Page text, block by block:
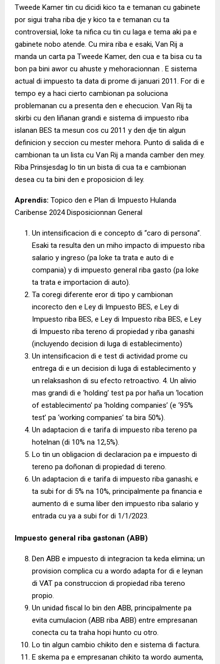
Tweede Kamer tin cu dicidi kico ta e temanan cu gabinete
por sigui traha riba dje y kico ta e temanan cu ta
controversial, loke ta nifica cu tin cu laga e tema aki pa e
gabinete nobo atende. Cu mira riba e esaki, Van Rij a
manda un carta pa Tweede Kamer, den cua e ta bisa cu ta
bon pa bini awor cu ahuste y mehoracionnan . E sistema
actual di impuesto ta data di prome di januari 2011. For di e
tempo ey a haci cierto cambionan pa soluciona
problemanan cu a presenta den e ehecucion. Van Rij ta
skirbi cu den liñanan grandi e sistema di impuesto riba
islanan BES ta mesun cos cu 2011 y den dje tin algun
definicion y seccion cu mester mehora. Punto di salida di e
cambionan ta un lista cu Van Rij a manda camber den mey.
Riba Prinsjesdag lo tin un bista di cua ta e cambionan
desea cu ta bini den e proposicion di ley.
Aprendis: Topico den e Plan di Impuesto Hulanda
Caribense 2024 Disposicionnan General
Un intensificacion di e concepto di “caro di persona”.
Esaki ta resulta den un miho impacto di impuesto riba
salario y ingreso (pa loke ta trata e auto di e
compania) y di impuesto general riba gasto (pa loke
ta trata e importacion di auto).
Ta coregi diferente eror di tipo y cambionan
incorecto den e Ley di Impuesto BES, e Ley di
Impuesto riba BES, e Ley di Impuesto riba BES, e Ley
di Impuesto riba tereno di propiedad y riba ganashi
(incluyendo decision di luga di establecimento)
Un intensificacion di e test di actividad prome cu
entrega di e un decision di luga di establecimento y
un relaksashon di su efecto retroactivo. 4. Un alivio
mas grandi di e ‘holding’ test pa por haña un ‘location
of establecimento’ pa ‘holding companies’ (e ‘95%
test’ pa ‘working companies’ ta bira 50%).
Un adaptacion di e tarifa di impuesto riba tereno pa
hotelnan (di 10% na 12,5%).
Lo tin un obligacion di declaracion pa e impuesto di
tereno pa doñonan di propiedad di tereno.
Un adaptacion di e tarifa di impuesto riba ganashi; e
ta subi for di 5% na 10%, principalmente pa financia e
aumento di e suma liber den impuesto riba salario y
entrada cu ya a subi for di 1/1/2023.
Impuesto general riba gastonan (ABB)
Den ABB e impuesto di integracion ta keda elimina; un
provision complica cu a wordo adapta for di e leynan
di VAT pa construccion di propiedad riba tereno
propio.
Un unidad fiscal lo bin den ABB, principalmente pa
evita cumulacion (ABB riba ABB) entre empresanan
conecta cu ta traha hopi hunto cu otro.
Lo tin algun cambio chikito den e sistema di factura.
E skema pa e empresanan chikito ta wordo aumenta,